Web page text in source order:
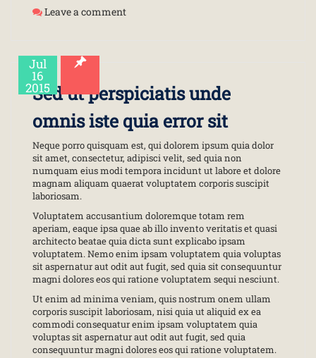
Leave a comment
Jul
16
2015
Sed ut perspiciatis unde
omnis iste quia error sit
Neque porro quisquam est, qui dolorem ipsum quia dolor
sit amet, consectetur, adipisci velit, sed quia non
numquam eius modi tempora incidunt ut labore et dolore
magnam aliquam quaerat voluptatem corporis suscipit
laboriosam.
Voluptatem accusantium doloremque totam rem
aperiam, eaque ipsa quae ab illo invento veritatis et quasi
architecto beatae quia dicta sunt explicabo ipsam
voluptatem. Nemo enim ipsam voluptatem quia voluptas
sit aspernatur aut odit aut fugit, sed quia sit consequuntur
magni dolores eos qui ratione voluptatem sequi nesciunt.
Ut enim ad minima veniam, quis nostrum onem ullam
corporis suscipit laboriosam, nisi quia ut aliquid ex ea
commodi consequatur enim ipsam voluptatem quia
voluptas sit aspernatur aut odit aut fugit, sed quia
consequuntur magni dolores eos qui ratione voluptatem.